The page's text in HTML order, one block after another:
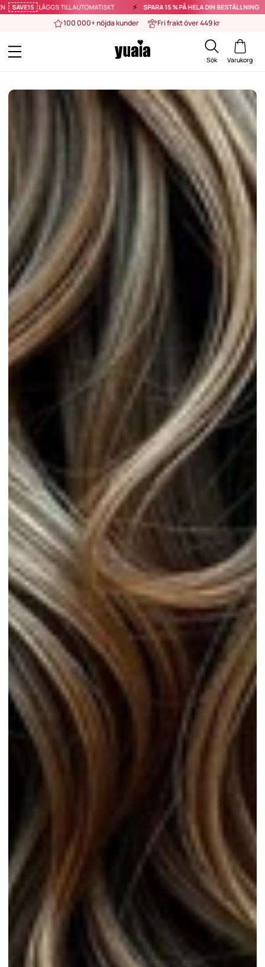
LÄGGS TILL AUTOMATISKT ⚡️ SPARA 15 % PÅ HELA DIN BESTÄLLNING
100 000+ nöjda kunder Fri frakt över 449 kr
Sök Varukorg